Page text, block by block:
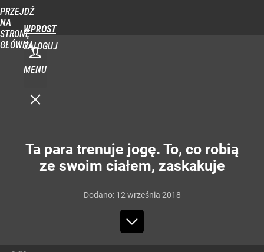
PRZEJDŹ
NA
STRONĘ
GŁÓWNĄ
WPROST
ZALOGUJ
MENU
Ta para trenuje jogę. To, co robią
ze swoim ciałem, zaskakuje
Dodano: 12 września 2018